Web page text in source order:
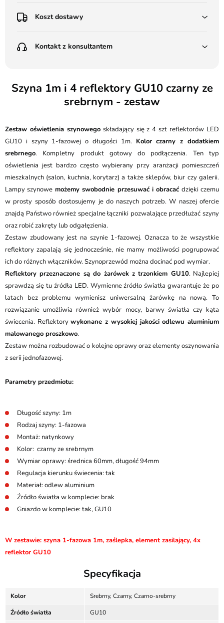
Koszt dostawy
Poczta Polska Kurier 48H - 11 zł
(od 1000 zł dla gabarytów, nie dotyczy produktów 3m)
Pobranie:
Kurier GLS - 20 zł
Przesyłka Gabarytowa - 35 zł
Kontakt z konsultantem
Batalionów Chłopskich 12, 94-058 Łódź
506 336 320
Szyna 1m i 4 reflektory GU10 czarny ze
srebrnym - zestaw
Zestaw oświetlenia szynowegoskładający się z 4 szt reflektorów LED
GU10 i szyny 1-fazowej o długości 1m. Kolor czarny z dodatkiem
srebrnego. Kompletny produkt gotowy do podłączenia. Ten typ
oświetlenia jest bardzo często wybierany przy aranżacji pomieszczeń
mieszkalnych (salon, kuchnia, korytarz) a także sklepów, biur czy galerii.
Lampy szynowe możemy swobodnie przesuwać i obracać dzięki czemu
w prosty sposób dostosujemy je do naszych potrzeb. W naszej ofercie
znajdą Państwo również specjalne łączniki pozwalające przedłużać szyny
oraz robić zakręty lub odgałęzienia.
Zestaw zbudowany jest na szynie 1-fazowej. Oznacza to że wszystkie
reflektory zapalają się jednocześnie, nie mamy możliwości pogrupować
ich do różnych włączników. Szynoprzewód można docinać pod wymiar.
Reflektory przeznaczone są do żarówek z trzonkiem GU10. Najlepiej
sprawdzą się tu źródła LED. Wymienne źródło światła gwarantuje że po
latach bez problemu wymienisz uniwersalną żarówkę na nową. To
rozwiązanie umożliwia również wybór mocy, barwy światła czy kąta
świecenia. Reflektorywykonane z wysokiej jakości odlewu aluminium
malowanego proszkowo.
Zestaw można rozbudować o kolejne oprawy oraz elementy oszynowania
z serii jednofazowej.
Parametry przedmiotu:
Długość szyny: 1m
Rodzaj szyny: 1-fazowa
Montaż: natynkowy
Kolor: czarny ze srebrnym
Wymiar oprawy: średnica 60mm, długość 94mm
Regulacja kierunku świecenia: tak
Materiał: odlew aluminium
Źródło światła w komplecie: brak
Gniazdo w komplecie: tak, GU10
W zestawie: szyna 1-fazowa 1m, zaślepka, element zasilający, 4x
reflektor GU10
Specyfikacja
Kolor Srebrny, Czarny, Czarno-srebrny
Źródło światła GU10